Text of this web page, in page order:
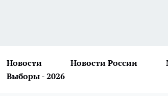
Новости Новости России
Выборы - 2026